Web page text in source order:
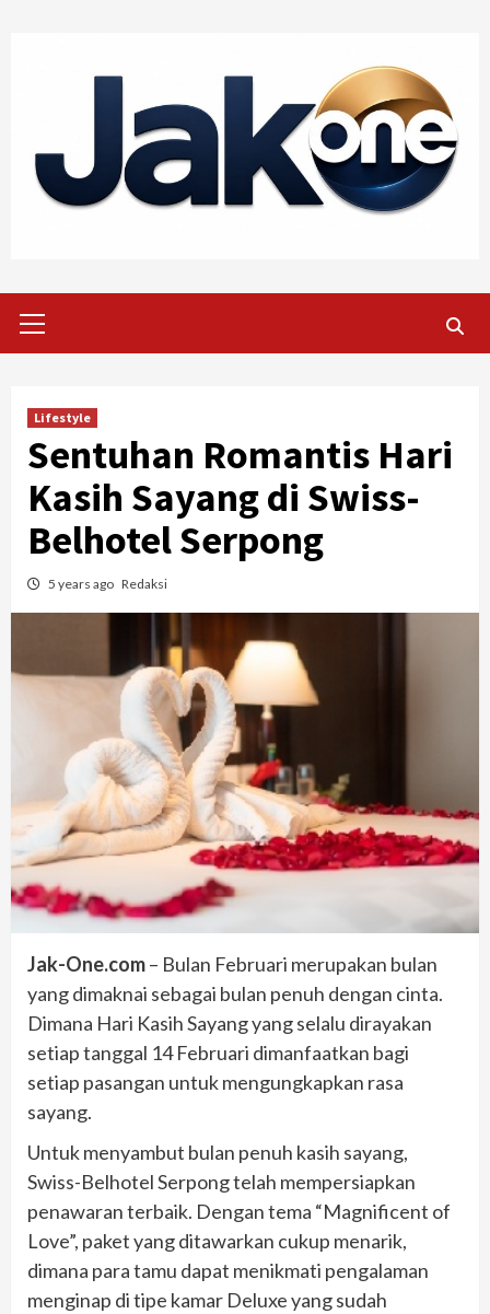
Menu
Lifestyle
Sentuhan Romantis Hari
Kasih Sayang di Swiss-
Belhotel Serpong
5 years ago Redaksi
Jak-One.com– Bulan Februari merupakan bulan
yang dimaknai sebagai bulan penuh dengan cinta.
Dimana Hari Kasih Sayang yang selalu dirayakan
setiap tanggal 14 Februari dimanfaatkan bagi
setiap pasangan untuk mengungkapkan rasa
sayang.
Untuk menyambut bulan penuh kasih sayang,
Swiss-Belhotel Serpong telah mempersiapkan
penawaran terbaik. Dengan tema “Magnificent of
Love”, paket yang ditawarkan cukup menarik,
dimana para tamu dapat menikmati pengalaman
menginap di tipe kamar Deluxe yang sudah